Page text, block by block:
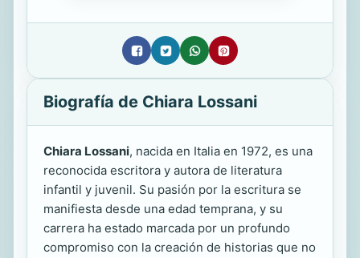
Biografía de Chiara Lossani
Chiara Lossani, nacida en Italia en 1972, es una
reconocida escritora y autora de literatura
infantil y juvenil. Su pasión por la escritura se
manifiesta desde una edad temprana, y su
carrera ha estado marcada por un profundo
compromiso con la creación de historias que no